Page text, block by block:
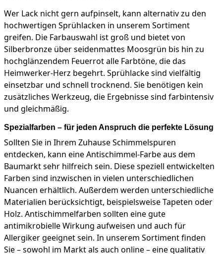
Wer Lack nicht gern aufpinselt, kann alternativ zu den
hochwertigen Sprühlacken in unserem Sortiment
greifen. Die Farbauswahl ist groß und bietet von
Silberbronze über seidenmattes Moosgrün bis hin zu
hochglänzendem Feuerrot alle Farbtöne, die das
Heimwerker-Herz begehrt. Sprühlacke sind vielfältig
einsetzbar und schnell trocknend. Sie benötigen kein
zusätzliches Werkzeug, die Ergebnisse sind farbintensiv
und gleichmäßig.
Spezialfarben – für jeden Anspruch die perfekte Lösung
Sollten Sie in Ihrem Zuhause Schimmelspuren
entdecken, kann eine Antischimmel-Farbe aus dem
Baumarkt sehr hilfreich sein. Diese speziell entwickelten
Farben sind inzwischen in vielen unterschiedlichen
Nuancen erhältlich. Außerdem werden unterschiedliche
Materialien berücksichtigt, beispielsweise Tapeten oder
Holz. Antischimmelfarben sollten eine gute
antimikrobielle Wirkung aufweisen und auch für
Allergiker geeignet sein. In unserem Sortiment finden
Sie – sowohl im Markt als auch online – eine qualitativ